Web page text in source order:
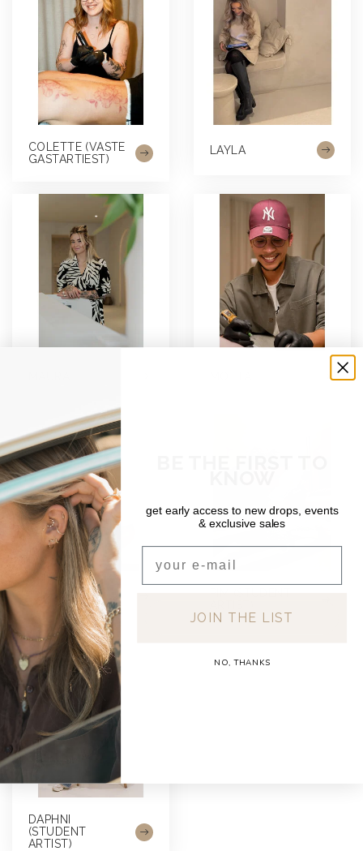
COLETTE (VASTE
GASTARTIEST)
LAYLA
DAPHNI
(STUDENT
ARTIST)
get early access to new drops, events
& exclusive sales
JOIN THE LIST
NO, THANKS